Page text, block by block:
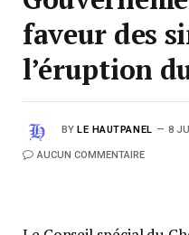
faveur des
l’éruption
BY LE HAUTPANEL 8
AUCUN COMMENTAIRE